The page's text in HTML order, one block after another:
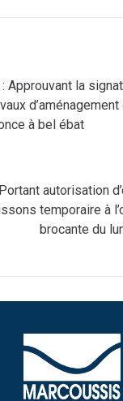
Approuvant la
à bel ébat
autorisation
temporaire à
brocante du